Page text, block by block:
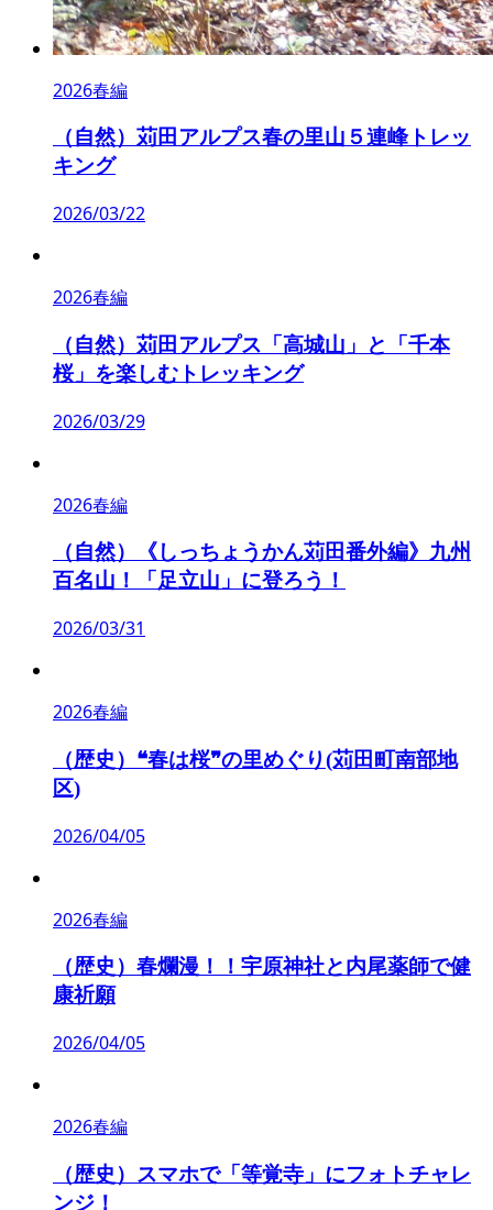
2026春編
（自然）苅田アルプス春の里山５連峰トレッ
キング
2026/03/22
2026春編
（自然）苅田アルプス「高城山」と「千本
桜」を楽しむトレッキング
2026/03/29
2026春編
（自然）《しっちょうかん苅田番外編》九州
百名山！「足立山」に登ろう！
2026/03/31
2026春編
（歴史）❝春は桜❞の里めぐり(苅田町南部地
区)
2026/04/05
2026春編
（歴史）春爛漫！！宇原神社と内尾薬師で健
康祈願
2026/04/05
2026春編
（歴史）スマホで「等覚寺」にフォトチャレ
ンジ！